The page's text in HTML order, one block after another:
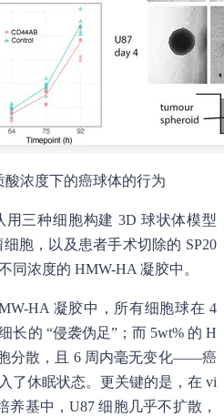
浓度下的癌球体的行为
三种细胞构建 3D 球状体模型
细胞，以及患者手术切除的 SP20
同浓度的 HMW-HA 凝胶中。
HA 凝胶中，所有细胞球在 4
长的 “侵袭伪足”；而 5wt% 的 H
分散，且 6 周内毫无变化——癌
了休眠状态。更关键的是，在 vi
养基中，U87 细胞几乎不扩散，